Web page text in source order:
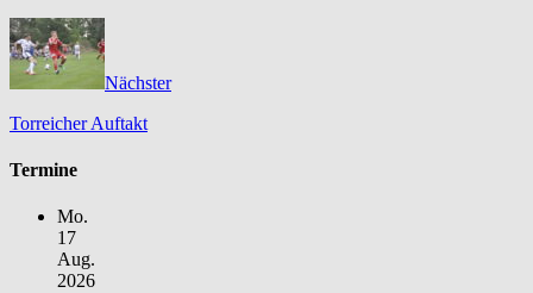
Nächster
Torreicher Auftakt
Termine
Mo.
17
Aug.
2026